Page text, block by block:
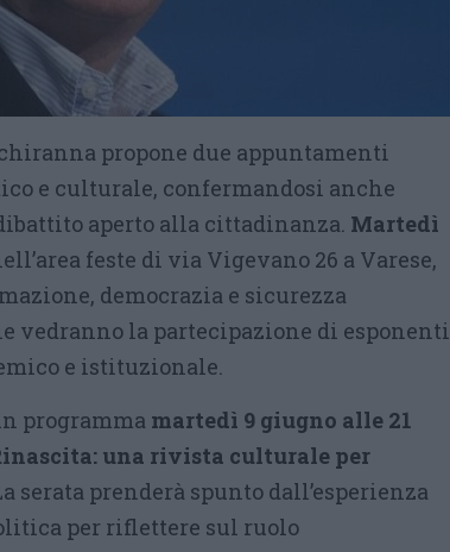
propone due appuntamenti
e culturale, confermandosi anche
aperto alla cittadinanza. Martedì
feste di via Vigevano 26 a Varese,
democrazia e sicurezza
vedranno la partecipazione di esponenti
e istituzionale.
programma martedì 9 giugno alle 21
una rivista culturale per
serata prenderà spunto dall’esperienza
per riflettere sul ruolo